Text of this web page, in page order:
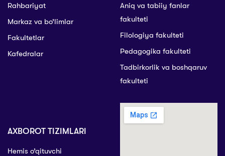
Rahbariyat
Markaz va bo’limlar
Fakultetlar
Kafedralar
Aniq va tabiiy fanlar
fakulteti
Filologiya fakulteti
Pedagogika fakulteti
Tadbirkorlik va boshqaruv
fakulteti
AXBOROT TIZIMLARI
Hemis o’qituvchi